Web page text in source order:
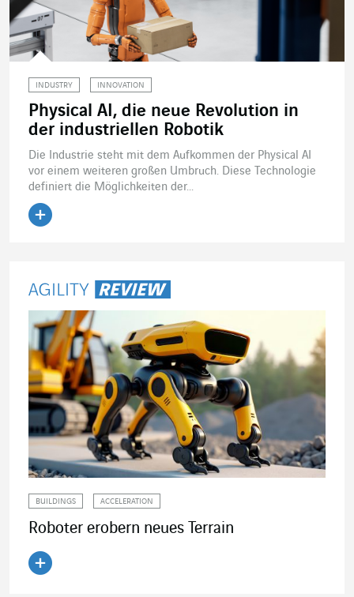
INDUSTRY INNOVATION
Physical AI, die neue Revolution in
der industriellen Robotik
Die Industrie steht mit dem Aufkommen der Physical AI
vor einem weiteren großen Umbruch. Diese Technologie
definiert die Möglichkeiten der...
BUILDINGS ACCELERATION
Roboter erobern neues Terrain